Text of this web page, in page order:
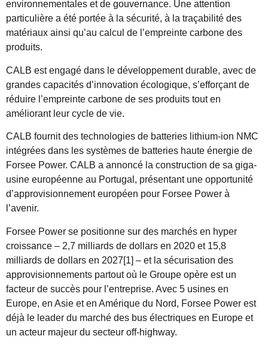
environnementales et de gouvernance. Une attention
particulière a été portée à la sécurité, à la traçabilité des
matériaux ainsi qu’au calcul de l’empreinte carbone des
produits.
CALB est engagé dans le développement durable, avec de
grandes capacités d’innovation écologique, s’efforçant de
réduire l’empreinte carbone de ses produits tout en
améliorant leur cycle de vie.
CALB fournit des technologies de batteries lithium-ion NMC
intégrées dans les systèmes de batteries haute énergie de
Forsee Power. CALB a annoncé la construction de sa giga-
usine européenne au Portugal, présentant une opportunité
d’approvisionnement européen pour Forsee Power à
l’avenir.
Forsee Power se positionne sur des marchés en hyper
croissance – 2,7 milliards de dollars en 2020 et 15,8
milliards de dollars en 2027[1] – et la sécurisation des
approvisionnements partout où le Groupe opère est un
facteur de succès pour l’entreprise. Avec 5 usines en
Europe, en Asie et en Amérique du Nord, Forsee Power est
déjà le leader du marché des bus électriques en Europe et
un acteur majeur du secteur off-highway.